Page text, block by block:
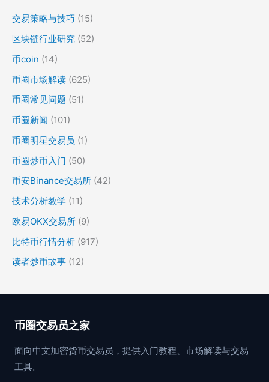
交易策略与技巧 (15)
区块链行业研究 (52)
币coin (14)
币圈市场解读 (625)
币圈常见问题 (51)
币圈新闻 (101)
币圈明星交易员 (1)
币圈炒币入门 (50)
币安Binance交易所 (42)
技术分析教学 (11)
欧易OKX交易所 (9)
比特币行情分析 (917)
读者炒币故事 (12)
币圈交易员之家
面向中文加密货币交易员，提供入门教程、市场解读与交易
工具。